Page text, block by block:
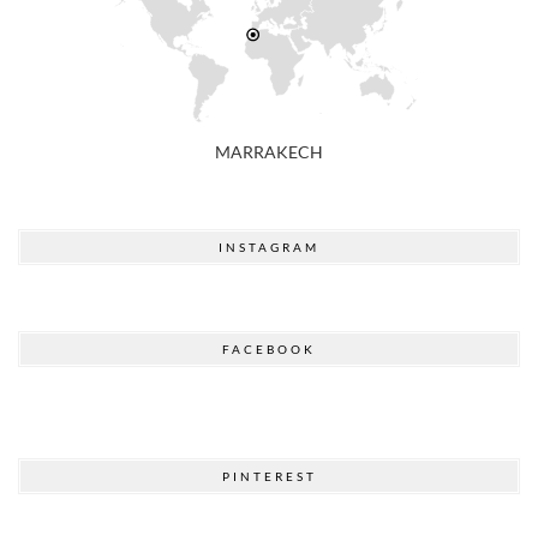
MARRAKECH
INSTAGRAM
FACEBOOK
PINTEREST